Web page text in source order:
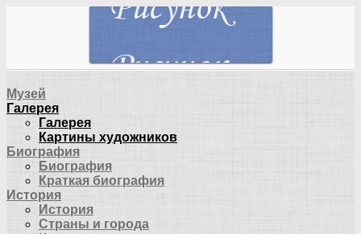
Музей
Галерея
Галерея
Картины художников
Биография
Биография
Краткая биография
История
История
Страны и города